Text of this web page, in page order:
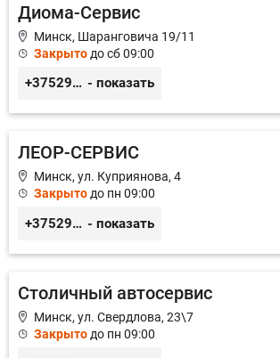
Диома-Сервис
Минск, Шаранговича 19/11
Закрыто до сб 09:00
+375291111065 - показать
ЛЕОР-СЕРВИС
Минск, ул. Куприянова, 4
Закрыто до пн 09:00
+375296528779 - показать
Столичный автосервис
Минск, ул. Свердлова, 23\7
Закрыто до пн 09:00